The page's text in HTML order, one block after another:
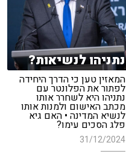
נתניהו לנשיאות?
המאזין טען כי הדרך היחידה
לפתור את הפלונטר עם
נתניהו היא לשחרר אותו
מכתב האישום ולמנות אותו
לנשיא המדינה • האם גיא
פלג הסכים עימו?
31/12/2024